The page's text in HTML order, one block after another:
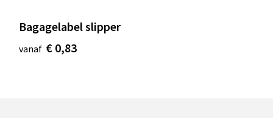
Bagagelabel slipper
vanaf € 0,83